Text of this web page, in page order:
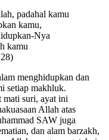
padahal kamu
kamu,
Nya
kamu
menghidupkan dan
setiap makhluk.
mati suri, ayat ini
Allah atas
SAW juga
dan alam barzakh,